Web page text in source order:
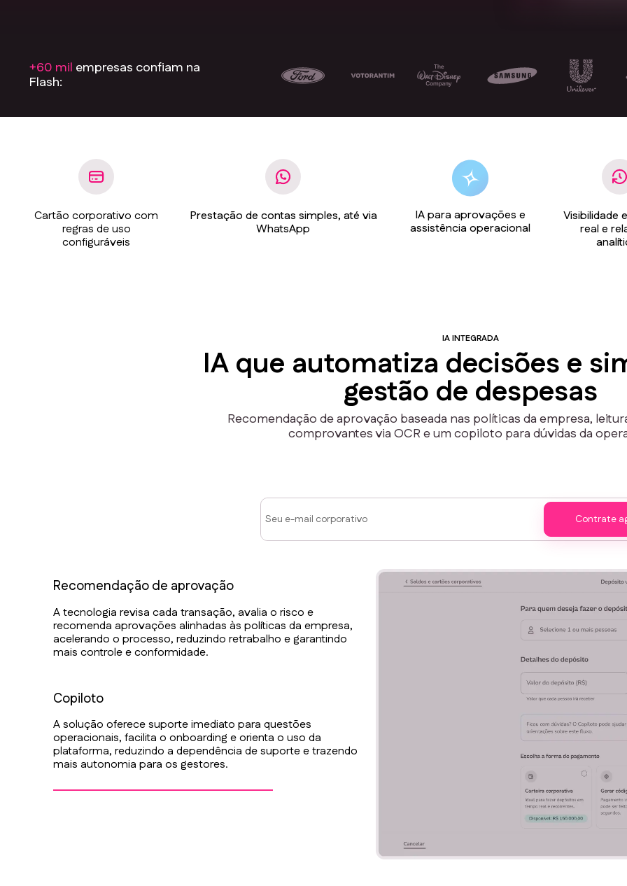
+60 mil empresas confiam na
Flash:
Cartão corporativo com
regras de uso
configuráveis
Prestação de contas simples, até via
WhatsApp
IA para aprovações e
assistência operacional
Visibilidade
real e
IA INTEGRADA
IA que automatiza decisões e
gestão de despesas
Recomendação de aprovação baseada nas políticas da empresa,
comprovantes via OCR e um copiloto para dúvidas da
Contrate
Recomendação de aprovação
A tecnologia revisa cada transação, avalia o risco e
recomenda aprovações alinhadas às políticas da empresa,
acelerando o processo, reduzindo retrabalho e garantindo
mais controle e conformidade.
Copiloto
A solução oferece suporte imediato para questões
operacionais, facilita o onboarding e orienta o uso da
plataforma, reduzindo a dependência de suporte e trazendo
mais autonomia para os gestores.